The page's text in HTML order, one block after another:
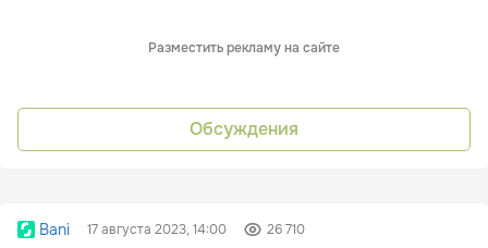
Разместить рекламу на сайте
Обсуждения
Bani 17 августа 2023, 14:00 26 710